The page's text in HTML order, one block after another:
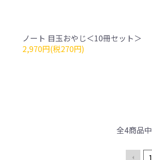
ノート 目玉おやじ＜10冊セット＞
2,970円(税270円)
全4商品中
1